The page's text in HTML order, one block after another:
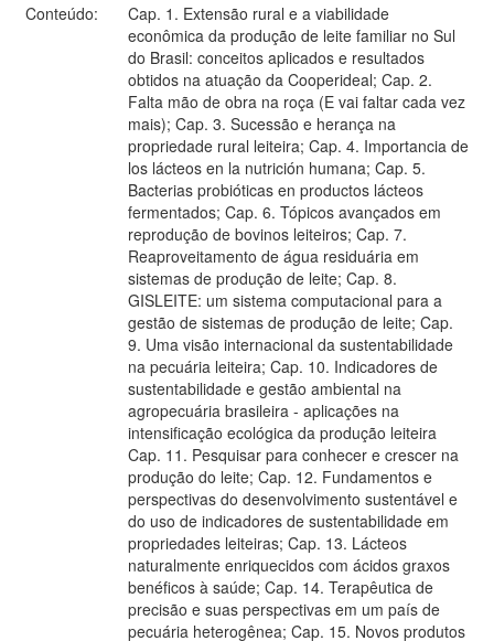
Conteúdo:
Cap. 1. Extensão rural e a viabilidade
econômica da produção de leite familiar no Sul
do Brasil: conceitos aplicados e resultados
obtidos na atuação da Cooperideal; Cap. 2.
Falta mão de obra na roça (E vai faltar cada vez
mais); Cap. 3. Sucessão e herança na
propriedade rural leiteira; Cap. 4. Importancia de
los lácteos en la nutrición humana; Cap. 5.
Bacterias probióticas en productos lácteos
fermentados; Cap. 6. Tópicos avançados em
reprodução de bovinos leiteiros; Cap. 7.
Reaproveitamento de água residuária em
sistemas de produção de leite; Cap. 8.
GISLEITE: um sistema computacional para a
gestão de sistemas de produção de leite; Cap.
9. Uma visão internacional da sustentabilidade
na pecuária leiteira; Cap. 10. Indicadores de
sustentabilidade e gestão ambiental na
agropecuária brasileira - aplicações na
intensificação ecológica da produção leiteira
Cap. 11. Pesquisar para conhecer e crescer na
produção do leite; Cap. 12. Fundamentos e
perspectivas do desenvolvimento sustentável e
do uso de indicadores de sustentabilidade em
propriedades leiteiras; Cap. 13. Lácteos
naturalmente enriquecidos com ácidos graxos
benéficos à saúde; Cap. 14. Terapêutica de
precisão e suas perspectivas em um país de
pecuária heterogênea; Cap. 15. Novos produtos